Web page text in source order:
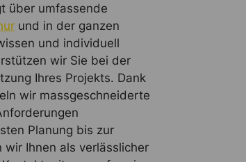
über umfassende
und in der ganzen
und individuell
wir Sie bei der
Ihres Projekts. Dank
wir massgeschneiderte
Planung bis zur
Ihnen als verlässlicher